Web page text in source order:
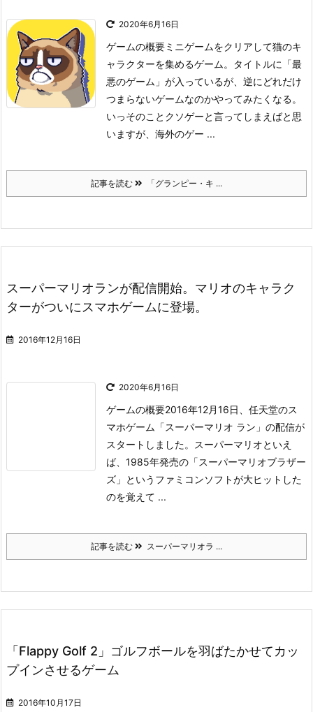
2020年6月16日
ゲームの概要ミニゲームをクリアして猫のキ
ャラクターを集めるゲーム。タイトルに「最
悪のゲーム」が入っているが、逆にどれだけ
つまらないゲームなのかやってみたくなる。
いっそのことクソゲーと言ってしまえばと思
いますが、海外のゲー ...
記事を読む 「グランピー・キ ...
スーパーマリオランが配信開始。マリオのキャラク
ターがついにスマホゲームに登場。
2016年12月16日
2020年6月16日
ゲームの概要2016年12月16日、任天堂のス
マホゲーム「スーパーマリオ ラン」の配信が
スタートしました。
スーパーマリオといえ
ば、1985年発売の「スーパーマリオブラザー
ズ」というファミコンソフトが大ヒットした
のを覚えて ...
記事を読む スーパーマリオラ ...
「Flappy Golf 2」ゴルフボールを羽ばたかせてカッ
プインさせるゲーム
2016年10月17日